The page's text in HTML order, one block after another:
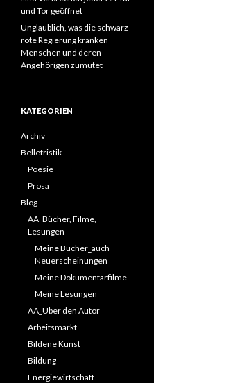
und Tor geöffnet
Unglaublich, was die schwarz-
rote Regierung kranken
Menschen und deren
Angehörigen zumutet
KATEGORIEN
Archiv
Belletristik
Poesie
Prosa
Blog
AA_Bücher, Filme,
Lesungen
Meine Bücher_auch
Neuerscheinungen
Meine Dokumentarfilme
Meine Lesungen
AA_Über den Autor
Arbeitsmarkt
Bildene Kunst
Bildung
Energiewirtschaft